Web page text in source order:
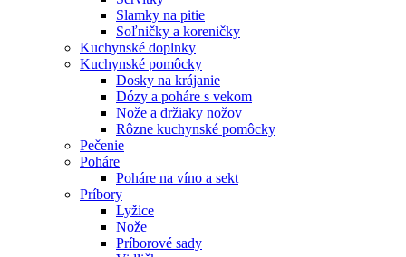
Slamky na pitie
Soľničky a koreničky
Kuchynské doplnky
Kuchynské pomôcky
Dosky na krájanie
Dózy a poháre s vekom
Nože a držiaky nožov
Rôzne kuchynské pomôcky
Pečenie
Poháre
Poháre na víno a sekt
Príbory
Lyžice
Nože
Príborové sady